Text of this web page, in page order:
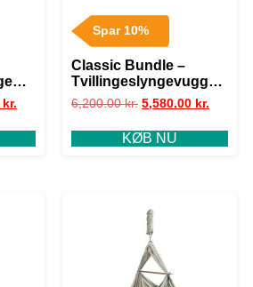
|
kr.
Spar 10%
Classic Bundle –
Tvillingeslyngevugge
med motor og stativ |
Moonboon
6,200.00kr. 5,580.00 kr.
KØB NU